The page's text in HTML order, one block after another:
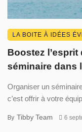
LA BOITE À IDÉES
Boostez l’esprit
séminaire dans
Organiser un
c’est offrir à votre
By Tibby Team 6